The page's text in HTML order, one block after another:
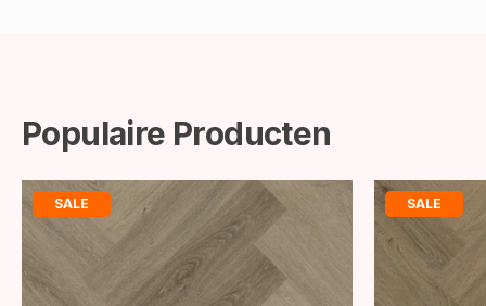
Populaire Producten
SALE SALE